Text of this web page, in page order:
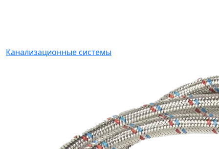
Канализационные системы